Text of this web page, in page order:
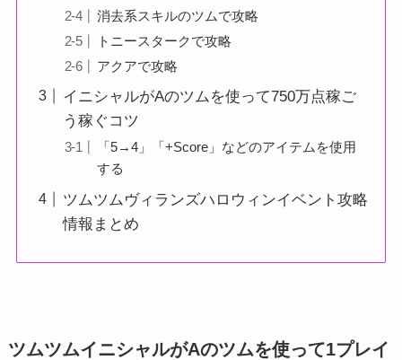
消去系スキルのツムで攻略
トニースタークで攻略
アクアで攻略
イニシャルがAのツムを使って750万点稼ご
う稼ぐコツ
「5→4」「+Score」などのアイテムを使用
する
ツムツムヴィランズハロウィンイベント攻略
情報まとめ
ツムツムイニシャルがAのツムを使って1プレイ